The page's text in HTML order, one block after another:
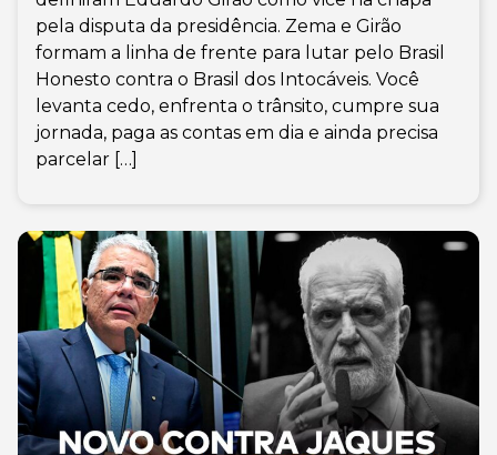
pela disputa da presidência. Zema e Girão
formam a linha de frente para lutar pelo Brasil
Honesto contra o Brasil dos Intocáveis. Você
levanta cedo, enfrenta o trânsito, cumpre sua
jornada, paga as contas em dia e ainda precisa
parcelar […]